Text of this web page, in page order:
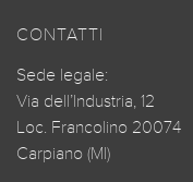
CONTATTI
Sede legale:
Via dell’Industria, 12
Loc. Francolino 20074
Carpiano (MI)